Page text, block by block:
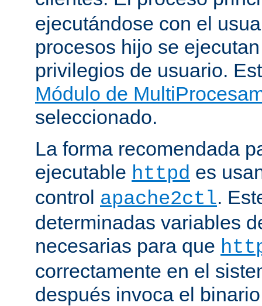
ejecutándose con el
procesos hijo se
privilegios de usuario.
Módulo de
seleccionado.
La forma recomendada
ejecutable httpd es
control apache2ctl.
determinadas variables
necesarias para que
correctamente en el
después invoca el